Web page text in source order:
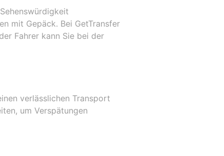
mit Gepäck. Bei GetTransfer
Fahrer kann Sie bei der
verlässlichen Transport
um Verspätungen